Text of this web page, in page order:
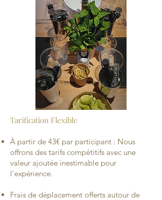
Tarification Flexible
À partir de 43€ par participant : Nous
offrons des tarifs compétitifs avec une
valeur ajoutée inestimable pour
l'expérience.
Frais de déplacement offerts autour de